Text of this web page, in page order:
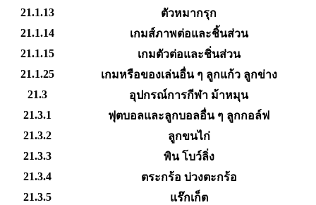
21.1.13
ตัวหมากรุก
21.1.14
เกมส์ภาพต่อและชิ้นส่วน
21.1.15
เกมตัวต่อและชิ่นส่วน
21.1.25
เกมหรือของเล่นอื่น ๆ ลูกแก้ว ลูกข่าง
21.3
อุปกรณ์การกีฬา ม้าหมุน
21.3.1
ฟุตบอลและลูกบอลอื่น ๆ ลูกกอล์ฟ
21.3.2
ลูกขนไก่
21.3.3
พิน โบว์ลิ่ง
21.3.4
ตระกร้อ บ่วงตะกร้อ
21.3.5
แร๊กเก็ต